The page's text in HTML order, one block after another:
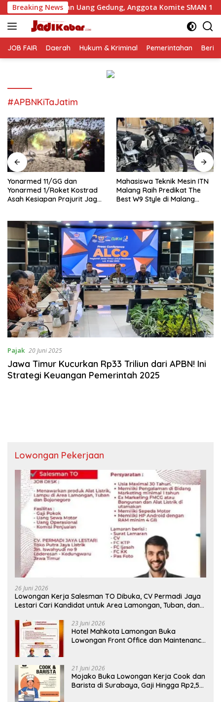
Langsung
ke
konten
Breaking News
Uang Gedung, Anggota Komite SMAN 1 Tumpang ,Ketua
JOB FAIR Daerah Hukum & Kriminal Pemerintahan
#APBNKiTaJatim
Yonarmed 11/GG dan
Yonarmed 1/Roket Kostrad
Asah Kesiapan Prajurit Jaga
Mahasiswa Teknik Mesin ITN
Malang Raih Predikat The
Best W9 Style di Malang
Pajak 20 Juni 2025
Jawa Timur Kucurkan Rp33 Triliun dari APBN! Ini
Strategi Keuangan Pemerintah 2025
Lowongan Pekerjaan
26 Juni 2026
Lowongan Kerja Salesman TO Dibuka, CV Permadi Jaya
Lestari Cari Kandidat untuk Area Lamongan, Tuban, dan
23 Juni 2026
Hotel Mahkota Lamongan Buka
Lowongan Front Office dan Maintenance
21 Juni 2026
Mojako Buka Lowongan Kerja Cook dan
Barista di Surabaya, Gaji Hingga Rp2,5